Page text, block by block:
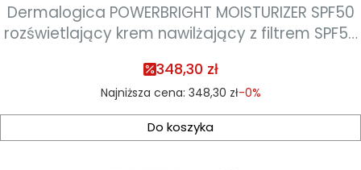
Dermalogica POWERBRIGHT MOISTURIZER SPF50
rozświetlający krem nawilżający z filtrem SPF50
348,30 zł
Najniższa cena: 348,30 zł-0%
Do koszyka